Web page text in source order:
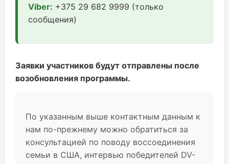
Viber: +375 29 682 9999 (только
сообщения)
Заявки участников будут отправлены после
возобновления программы.
По указанным выше контактным данным к
нам по-прежнему можно обратиться за
консультацией по поводу воссоединения
семьи в США, интервью победителей DV-